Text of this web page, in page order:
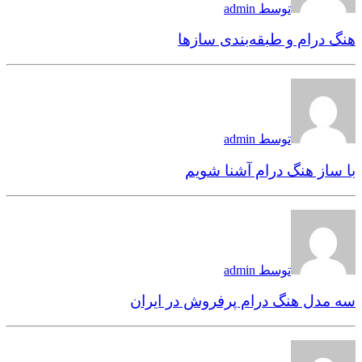
توسط admin
هنگ درام و طبقه‌بندی سازها
توسط admin
با ساز هنگ درام آشنا شویم
توسط admin
سه مدل هنگ درام‌ پرفروش در ایران